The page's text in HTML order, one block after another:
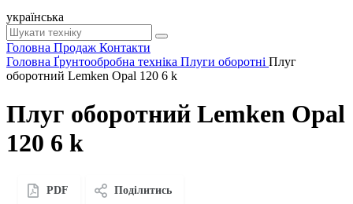
українська
Головна Продаж Контакти
Головна Ґрунтообробна техніка Плуги оборотні Плуг
оборотний Lemken Opal 120 6 k
Плуг оборотний Lemken Opal
120 6 k
PDF Поділитись